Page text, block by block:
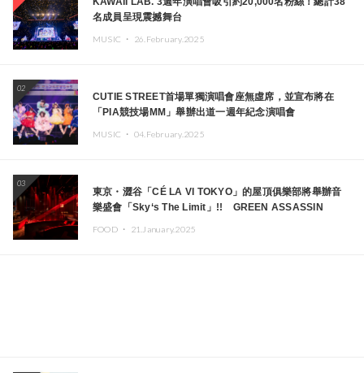
名成員呈現震撼舞台
MUSIC ・ 26.February.2025
02
CUTIE STREET首場單獨演唱會座無虛席，並宣布將在
「PIA競技場MM」舉辦出道一週年紀念演唱會
MUSIC ・ 04.February.2025
03
東京・澀谷「CÉ LA VI TOKYO」的屋頂俱樂部將舉辦音
樂盛會「Sky‘s The Limit」!! GREEN ASSASSIN
FOOD ・ 21.January.2025